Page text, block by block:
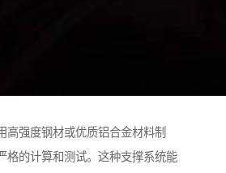
高强度钢材或优质铝合金材料制
格的计算和测试。这种支撑系统能